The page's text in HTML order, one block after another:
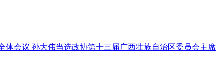
体会议 孙大伟当选政协第十三届广西壮族自治区委员会主席